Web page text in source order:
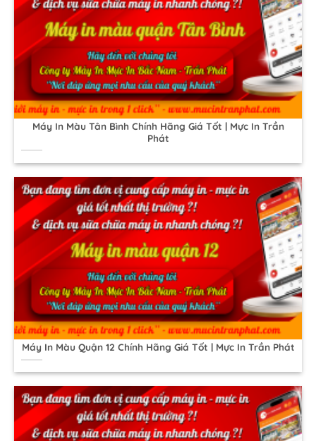
Máy In Màu Tân Bình Chính Hãng Giá Tốt | Mực In Trần
Phát
Máy In Màu Quận 12 Chính Hãng Giá Tốt | Mực In Trần Phát